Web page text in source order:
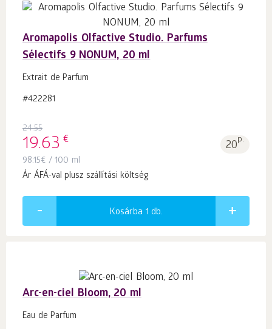
Aromapolis Olfactive Studio. Parfums
Sélectifs 9 NONUM, 20 ml
Extrait de Parfum
#422281
24.55
19.63 € 20p.
98.15€ / 100 ml
Ár ÁFÁ-val plusz szállítási költség
Kosárba 1 db.
Arc-en-ciel Bloom, 20 ml
Eau de Parfum